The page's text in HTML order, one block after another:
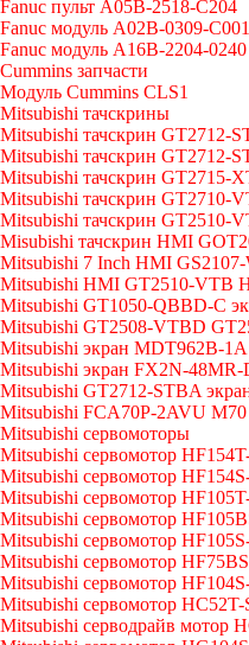
Fanuc пульт A05B-2518-C204
Fanuc модуль A02B-0309-C001
Fanuc модуль A16B-2204-0240
Cummins запчасти
Модуль Cummins CLS1
Mitsubishi тачскрины
Mitsubishi тачскрин GT2712-
Mitsubishi тачскрин GT2712-
Mitsubishi тачскрин GT2715-
Mitsubishi тачскрин GT2710-
Mitsubishi тачскрин GT2510-
Misubishi тачскрин HMI
Mitsubishi 7 Inch HMI
Mitsubishi HMI GT2510-VTB
Mitsubishi GT1050-QBBD-C
Mitsubishi GT2508-VTBD
Mitsubishi экран MDT962B-1A
Mitsubishi экран FX2N-48MR-
Mitsubishi GT2712-STBA
Mitsubishi FCA70P-2AVU M70
Mitsubishi сервомоторы
Mitsubishi сервомотор
Mitsubishi сервомотор
Mitsubishi сервомотор
Mitsubishi сервомотор
Mitsubishi сервомотор
Mitsubishi сервомотор
Mitsubishi сервомотор
Mitsubishi сервомотор HC52T-
Mitsubishi серводрайв мотор